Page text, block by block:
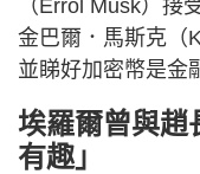
（Errol Musk）接
金巴爾．馬斯克（
並睇好加密幣是金
埃羅爾曾與趙
有趣」